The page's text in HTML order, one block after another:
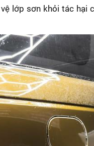
lớp sơn khỏi tác hại